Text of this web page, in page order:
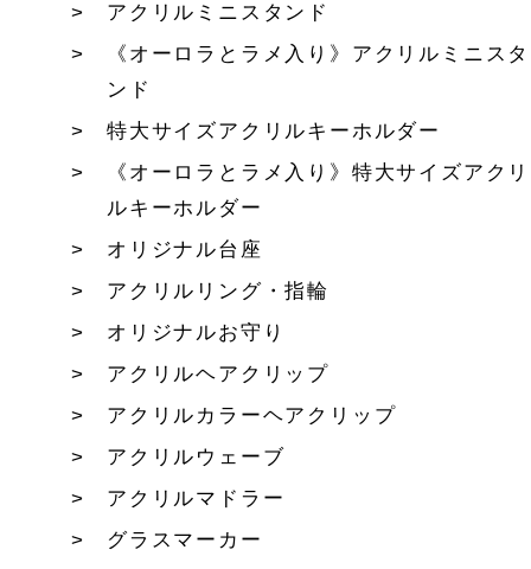
アクリルミニスタンド
《オーロラとラメ入り》アクリルミニスタ
ンド
特大サイズアクリルキーホルダー
《オーロラとラメ入り》特大サイズアクリ
ルキーホルダー
オリジナル台座
アクリルリング・指輪
オリジナルお守り
アクリルヘアクリップ
アクリルカラーヘアクリップ
アクリルウェーブ
アクリルマドラー
グラスマーカー